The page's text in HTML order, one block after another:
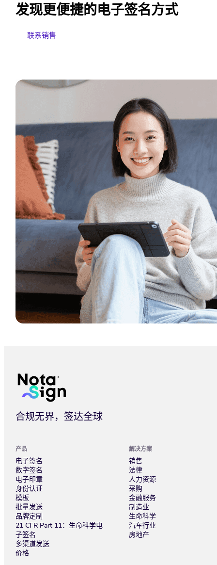
发现更便捷的电子签名方式
联系销售
合规无界，签达全球
产品
电子签名
数字签名
电子印章
身份认证
模板
批量发送
品牌定制
21 CFR Part 11：生命科学电
子签名
多渠道发送
价格
解决方案
销售
法律
人力资源
采购
金融服务
制造业
生命科学
汽车行业
房地产